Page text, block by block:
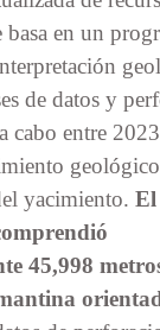
basa en un
de datos y
cabo entre
yacimiento. El
45,998